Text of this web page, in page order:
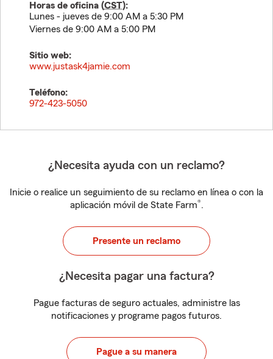
Horas de oficina (CST):
Lunes - jueves de 9:00 AM a 5:30 PM
Viernes de 9:00 AM a 5:00 PM
Sitio web:
www.justask4jamie.com
Teléfono:
972-423-5050
¿Necesita ayuda con un reclamo?
Inicie o realice un seguimiento de su reclamo en línea o con la
aplicación móvil de State Farm®.
Presente un reclamo
¿Necesita pagar una factura?
Pague facturas de seguro actuales, administre las
notificaciones y programe pagos futuros.
Pague a su manera